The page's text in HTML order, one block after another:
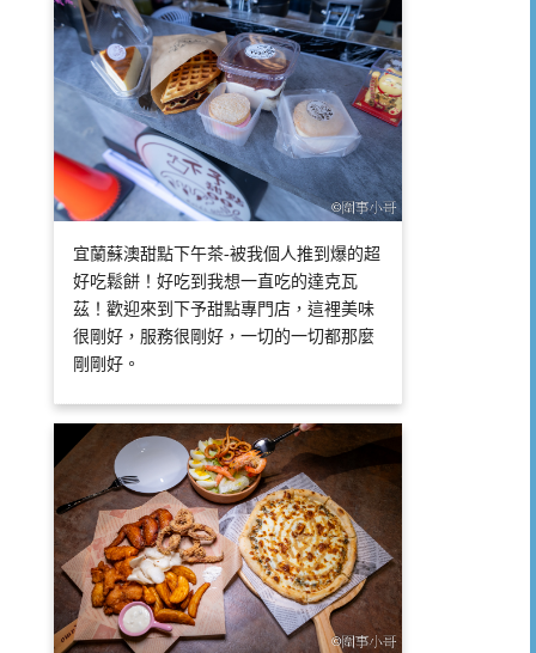
宜蘭蘇澳甜點下午茶-被我個人推到爆的超
好吃鬆餅！好吃到我想一直吃的達克瓦
茲！歡迎來到下予甜點專門店，這裡美味
很剛好，服務很剛好，一切的一切都那麼
剛剛好。